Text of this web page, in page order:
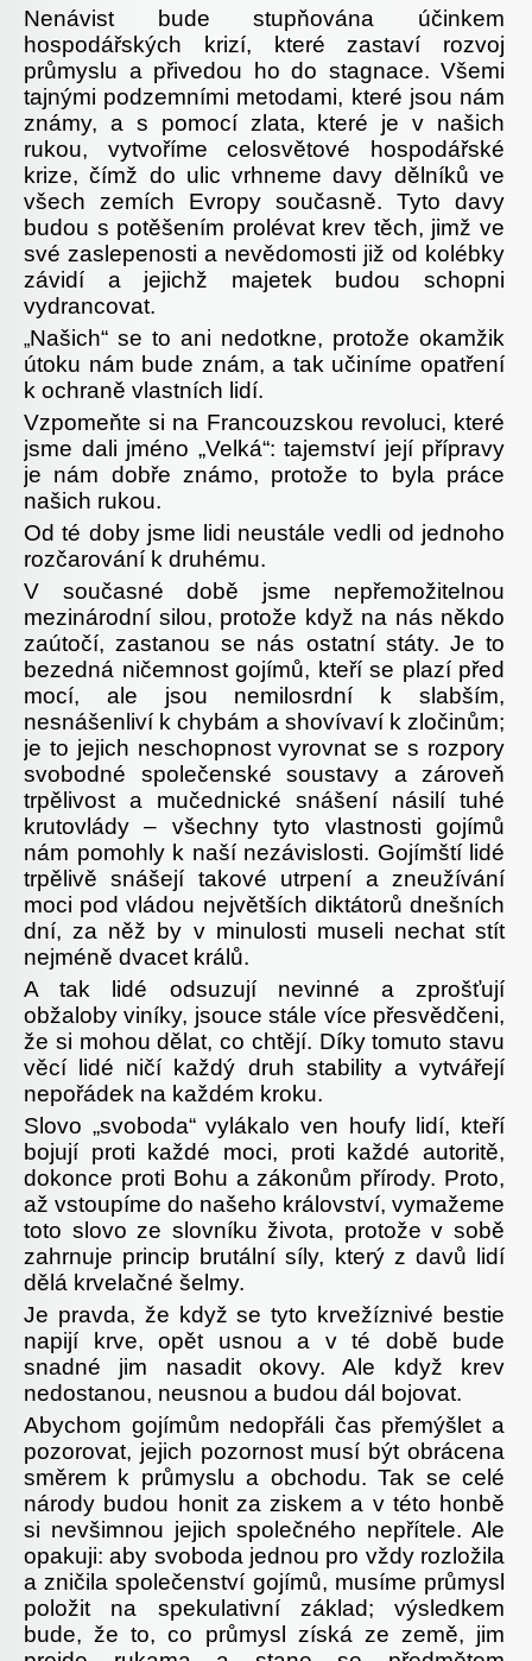
Nenávist bude stupňována účinkem
hospodářských krizí, které zastaví rozvoj
průmyslu a přivedou ho do stagnace. Všemi
tajnými podzemními metodami, které jsou nám
známy, a s pomocí zlata, které je v našich
rukou, vytvoříme celosvětové hospodářské
krize, čímž do ulic vrhneme davy dělníků ve
všech zemích Evropy současně. Tyto davy
budou s potěšením prolévat krev těch, jimž ve
své zaslepenosti a nevědomosti již od kolébky
závidí a jejichž majetek budou schopni
vydrancovat.
„Našich“ se to ani nedotkne, protože okamžik
útoku nám bude znám, a tak učiníme opatření
k ochraně vlastních lidí.
Vzpomeňte si na Francouzskou revoluci, které
jsme dali jméno „Velká“: tajemství její přípravy
je nám dobře známo, protože to byla práce
našich rukou.
Od té doby jsme lidi neustále vedli od jednoho
rozčarování k druhému.
V současné době jsme nepřemožitelnou
mezinárodní silou, protože když na nás někdo
zaútočí, zastanou se nás ostatní státy. Je to
bezedná ničemnost gojímů, kteří se plazí před
mocí, ale jsou nemilosrdní k slabším,
nesnášenliví k chybám a shovívaví k zločinům;
je to jejich neschopnost vyrovnat se s rozpory
svobodné společenské soustavy a zároveň
trpělivost a mučednické snášení násilí tuhé
krutovlády – všechny tyto vlastnosti gojímů
nám pomohly k naší nezávislosti. Gojímští lidé
trpělivě snášejí takové utrpení a zneužívání
moci pod vládou největších diktátorů dnešních
dní, za něž by v minulosti museli nechat stít
nejméně dvacet králů.
A tak lidé odsuzují nevinné a zprošťují
obžaloby viníky, jsouce stále více přesvědčeni,
že si mohou dělat, co chtějí. Díky tomuto stavu
věcí lidé ničí každý druh stability a vytvářejí
nepořádek na každém kroku.
Slovo „svoboda“ vylákalo ven houfy lidí, kteří
bojují proti každé moci, proti každé autoritě,
dokonce proti Bohu a zákonům přírody. Proto,
až vstoupíme do našeho království, vymažeme
toto slovo ze slovníku života, protože v sobě
zahrnuje princip brutální síly, který z davů lidí
dělá krvelačné šelmy.
Je pravda, že když se tyto krvežíznivé bestie
napijí krve, opět usnou a v té době bude
snadné jim nasadit okovy. Ale když krev
nedostanou, neusnou a budou dál bojovat.
Abychom gojímům nedopřáli čas přemýšlet a
pozorovat, jejich pozornost musí být obrácena
směrem k průmyslu a obchodu. Tak se celé
národy budou honit za ziskem a v této honbě
si nevšimnou jejich společného nepřítele. Ale
opakuji: aby svoboda jednou pro vždy rozložila
a zničila společenství gojímů, musíme průmysl
položit na spekulativní základ; výsledkem
bude, že to, co průmysl získá ze země, jim